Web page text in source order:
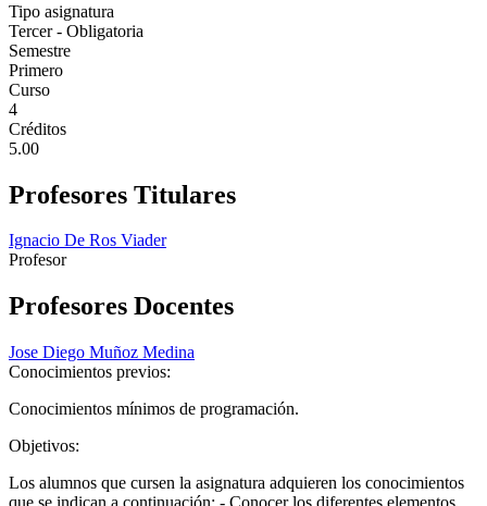
Tipo asignatura
Tercer - Obligatoria
Semestre
Primero
Curso
4
Créditos
5.00
Profesores Titulares
Ignacio De Ros Viader
Profesor
Profesores Docentes
Jose Diego Muñoz Medina
Conocimientos previos:
Conocimientos mínimos de programación.
Objetivos:
Los alumnos que cursen la asignatura adquieren los conocimientos